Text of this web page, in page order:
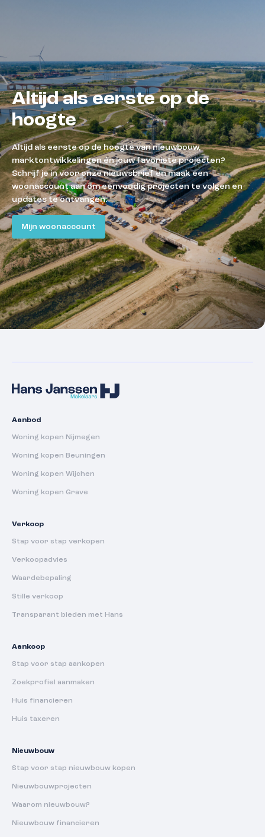
Altijd als eerste op de
hoogte
Altijd als eerste op de hoogte van nieuwbouw,
marktontwikkelingen én jouw favoriete projecten?
Schrijf je in voor onze nieuwsbrief en maak een
woonaccount aan om eenvoudig projecten te volgen en
updates te ontvangen.
Mijn woonaccount
Aanbod
Woning kopen Nijmegen
Woning kopen Beuningen
Woning kopen Wijchen
Woning kopen Grave
Verkoop
Stap voor stap verkopen
Verkoopadvies
Waardebepaling
Stille verkoop
Transparant bieden met Hans
Aankoop
Stap voor stap aankopen
Zoekprofiel aanmaken
Huis financieren
Huis taxeren
Nieuwbouw
Stap voor stap nieuwbouw kopen
Nieuwbouwprojecten
Waarom nieuwbouw?
Nieuwbouw financieren